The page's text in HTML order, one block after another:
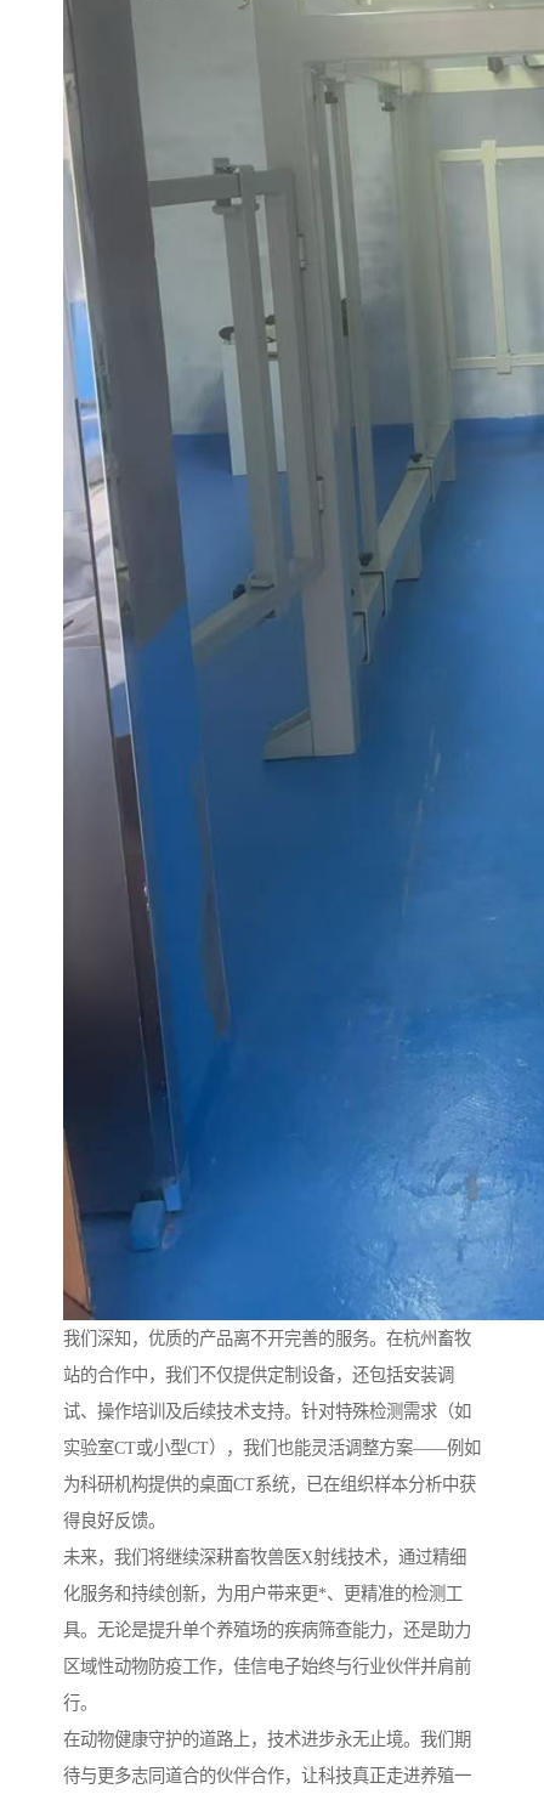
我们深知，优质的产品离不开完善的服务。在杭州畜牧
站的合作中，我们不仅提供定制设备，还包括安装调
试、操作培训及后续技术支持。针对特殊检测需求（如
实验室CT或小型CT），我们也能灵活调整方案——例如
为科研机构提供的桌面CT系统，已在组织样本分析中获
得良好反馈。
未来，我们将继续深耕畜牧兽医X射线技术，通过精细
化服务和持续创新，为用户带来更*、更精准的检测工
具。无论是提升单个养殖场的疾病筛查能力，还是助力
区域性动物防疫工作，佳信电子始终与行业伙伴并肩前
行。
在动物健康守护的道路上，技术进步永无止境。我们期
待与更多志同道合的伙伴合作，让科技真正走进养殖一